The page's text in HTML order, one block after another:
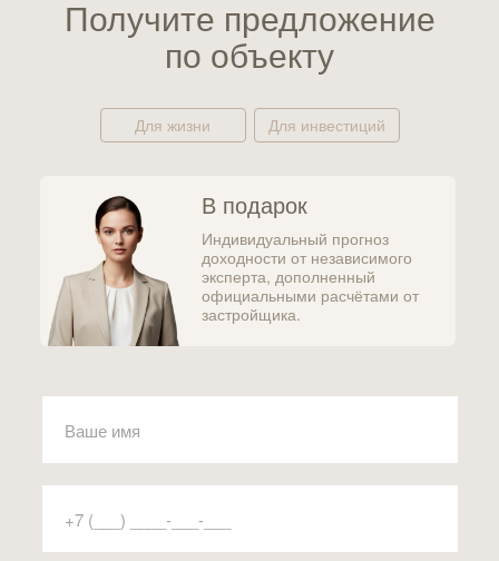
Индивидуальный прогноз
доходности от независимого
эксперта, дополненный
официальными расчётами от
застройщика.
В подарок
Получите предложение
по объекту
Для инвестиций
Для жизни